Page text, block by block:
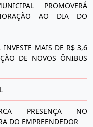
PROMOVERÁ
AO DIA DO
INVESTE MAIS DE R$ 3,6
DE NOVOS ÔNIBUS
PRESENÇA NO
DO EMPREENDEDOR